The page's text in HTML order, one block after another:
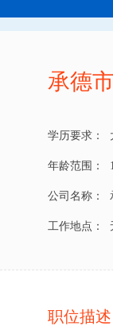
承德
学历要求：
年龄范围：
公司名称：
工作地点：
职位描述